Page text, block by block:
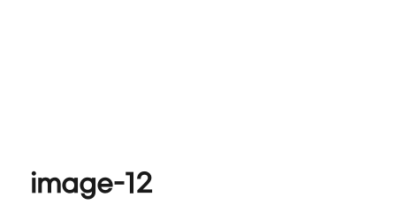
image-12